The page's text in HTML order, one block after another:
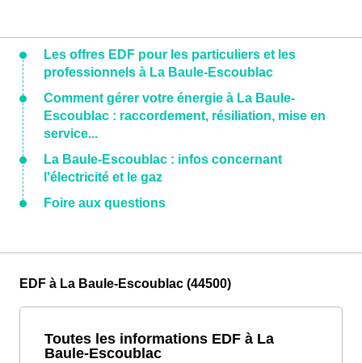
Les offres EDF pour les particuliers et les
professionnels à La Baule-Escoublac
Comment gérer votre énergie à La Baule-
Escoublac : raccordement, résiliation, mise en
service...
La Baule-Escoublac : infos concernant
l'électricité et le gaz
Foire aux questions
EDF à La Baule-Escoublac (44500)
Toutes les informations EDF à La
Baule-Escoublac